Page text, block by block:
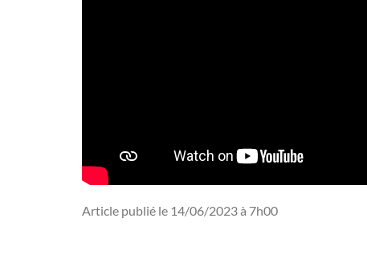
Article publié le 14/06/2023 à 7h00